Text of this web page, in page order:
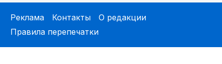
Реклама Контакты
О редакции
Правила перепечатки